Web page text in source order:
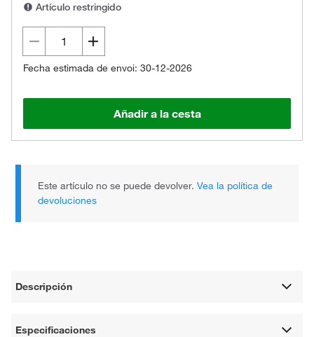
Artículo restringido
Fecha estimada de envoi: 30-12-2026
Añadir a la cesta
Este artículo no se puede devolver.Vea la política de
devoluciones
Descripción
Especificaciones